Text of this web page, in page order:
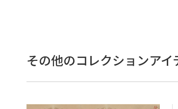
その他のコレクションアイ